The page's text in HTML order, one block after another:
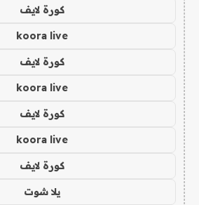
كورة لايف
koora live
كورة لايف
koora live
كورة لايف
koora live
كورة لايف
يلا شوت